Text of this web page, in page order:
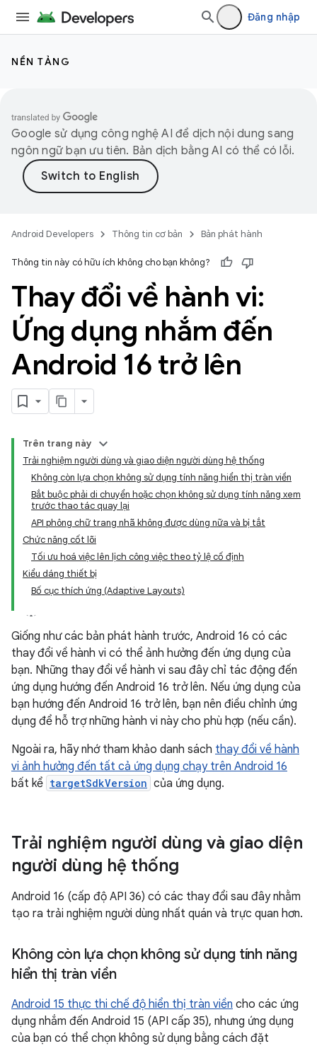
Đăng nhập
NỀN TẢNG
Google sử dụng công nghệ AI để dịch nội dung sang
ngôn ngữ bạn ưu tiên. Bản dịch bằng AI có thể có lỗi.
Android Developers Thông tin cơ bản Bản phát hành
Thông tin này có hữu ích không cho bạn không?
Thay đổi về hành vi:
Ứng dụng nhắm đến
Android 16 trở lên
Trên trang này
Trải nghiệm người dùng và giao diện người dùng hệ thống
Không còn lựa chọn không sử dụng tính năng hiển thị tràn viền
Bắt buộc phải di chuyển hoặc chọn không sử dụng tính năng xem
trước thao tác quay lại
API phông chữ trang nhã không được dùng nữa và bị tắt
Chức năng cốt lõi
Tối ưu hoá việc lên lịch công việc theo tỷ lệ cố định
Kiểu dáng thiết bị
Bố cục thích ứng (Adaptive Layouts)
Giống như các bản phát hành trước, Android 16 có các
thay đổi về hành vi có thể ảnh hưởng đến ứng dụng của
bạn. Những thay đổi về hành vi sau đây chỉ tác động đến
ứng dụng hướng đến Android 16 trở lên. Nếu ứng dụng của
bạn hướng đến Android 16 trở lên, bạn nên điều chỉnh ứng
dụng để hỗ trợ những hành vi này cho phù hợp (nếu cần).
Ngoài ra, hãy nhớ tham khảo danh sách thay đổi về hành
vi ảnh hưởng đến tất cả ứng dụng chạy trên Android 16
bất kể targetSdkVersion của ứng dụng.
Trải nghiệm người dùng và giao diện
người dùng hệ thống
Android 16 (cấp độ API 36) có các thay đổi sau đây nhằm
tạo ra trải nghiệm người dùng nhất quán và trực quan hơn.
Không còn lựa chọn không sử dụng tính năng
hiển thị tràn viền
Android 15 thực thi chế độ hiển thị tràn viền cho các ứng
dụng nhắm đến Android 15 (API cấp 35), nhưng ứng dụng
của bạn có thể chọn không sử dụng bằng cách đặt